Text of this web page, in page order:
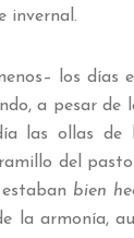
invernal.
los días
a pesar
las ollas
del
bien
la armonía,